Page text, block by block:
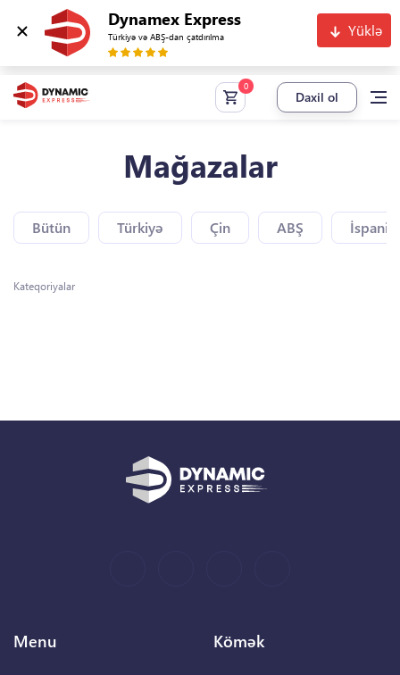
Dynamex Express
Türkiyə və ABŞ-dan çatdırılma Yüklə
Daxil ol
Mağazalar
Bütün Türkiyə Çin ABŞ
Kateqoriyalar
Menu Kömək